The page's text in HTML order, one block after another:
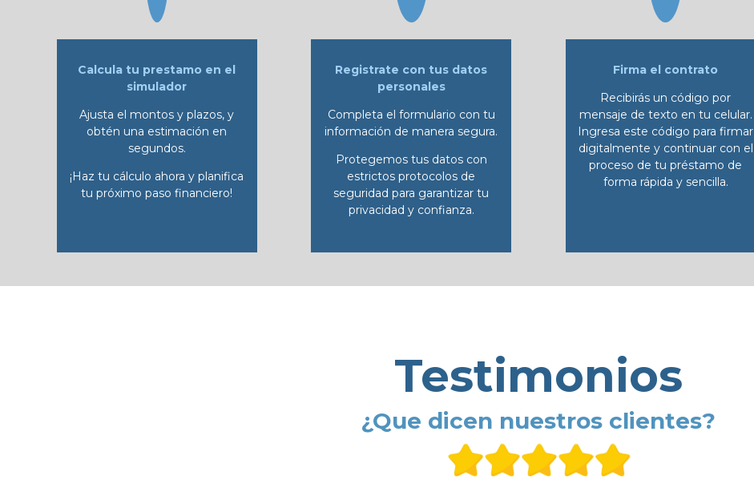
Calcula tu prestamo en el
simulador
Ajusta el montos y plazos, y
obtén una estimación en
segundos.
¡Haz tu cálculo ahora y planifica
tu próximo paso financiero!
Registrate con tus datos
personales
Completa el formulario con tu
información de manera segura.
Protegemos tus datos con
estrictos protocolos de
seguridad para garantizar tu
privacidad y confianza.
Firma el contrato
Recibirás un código por
mensaje de texto en tu celular.
Ingresa este código para firmar
digitalmente y continuar con el
proceso de tu préstamo de
forma rápida y sencilla.
Testimonios
¿Que dicen nuestros clientes?